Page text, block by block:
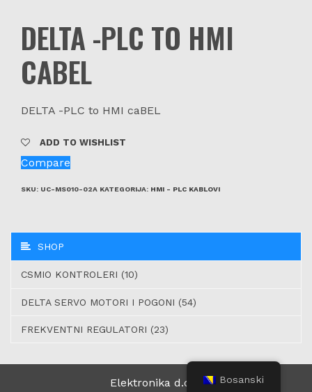
DELTA -PLC TO HMI
CABEL
DELTA -PLC to HMI caBEL
ADD TO WISHLIST
Compare
SKU: UC-MS010-02A KATEGORIJA: HMI - PLC KABLOVI
SHOP
CSMIO KONTROLERI (10)
DELTA SERVO MOTORI I POGONI (54)
FREKVENTNI REGULATORI (23)
Elektronika d.o.o. Bosanski